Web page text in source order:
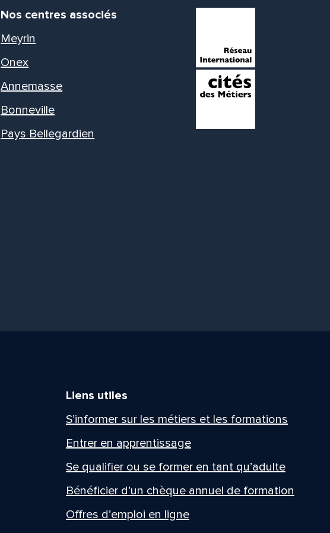
Nos centres associés
Meyrin
Onex
Annemasse
Bonneville
Pays Bellegardien
Liens utiles
S’informer sur les métiers et les formations
Entrer en apprentissage
Se qualifier ou se former en tant qu’adulte
Bénéficier d’un chèque annuel de formation
Offres d’emploi en ligne